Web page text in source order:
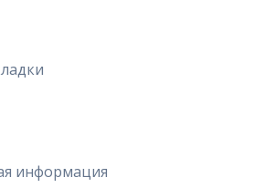
информация